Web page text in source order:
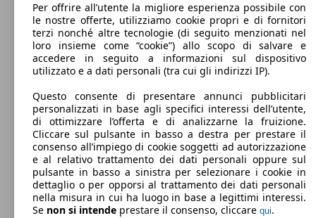
Diesel
Carburante
138 g/km
Emissioni di CO2 (combinato)*
Per offrire all’utente la migliore esperienza possibile con
le nostre offerte, utilizziamo cookie propri e di fornitori
terzi nonché altre tecnologie (di seguito menzionati nel
loro insieme come “cookie”) allo scopo di salvare e
accedere in seguito a informazioni sul dispositivo
utilizzato e a dati personali (tra cui gli indirizzi IP).
Questo consente di presentare annunci pubblicitari
personalizzati in base agli specifici interessi dell’utente,
di ottimizzare l’offerta e di analizzarne la fruizione.
Cliccare sul pulsante in basso a destra per prestare il
consenso all’impiego di cookie soggetti ad autorizzazione
e al relativo trattamento dei dati personali oppure sul
pulsante in basso a sinistra per selezionare i cookie in
dettaglio o per opporsi al trattamento dei dati personali
nella misura in cui ha luogo in base a legittimi interessi.
Se non si intende prestare il consenso, cliccare qui.